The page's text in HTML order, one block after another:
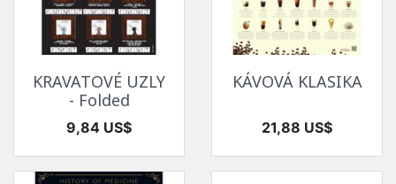
KRAVATOVÉ UZLY
- Folded
Cena
9,84 US$
KÁVOVÁ KLASIKA
Cena
21,88 US$